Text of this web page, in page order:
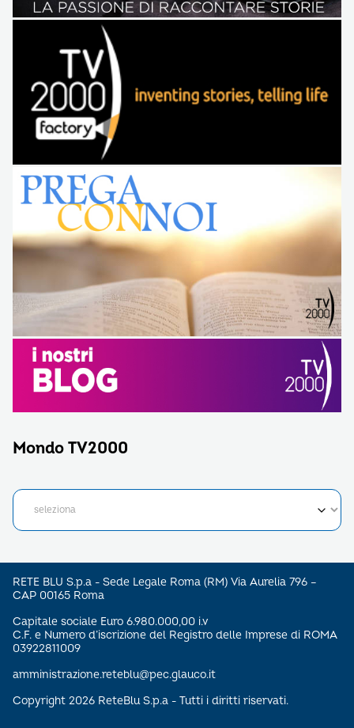
Mondo TV2000
RETE BLU S.p.a - Sede Legale Roma (RM) Via Aurelia 796 –
CAP 00165 Roma
Capitale sociale Euro 6.980.000,00 i.v
C.F. e Numero d’iscrizione del Registro delle Imprese di ROMA
03922811009
amministrazione.reteblu@pec.glauco.it
Copyright 2026 ReteBlu S.p.a - Tutti i diritti riservati.